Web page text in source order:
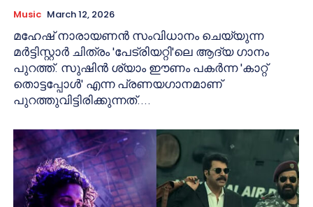
Music March 12, 2026
മഹേഷ് നാരായണൻ സംവിധാനം ചെയ്യുന്ന
മർട്ടിസ്റ്റാർ ചിത്രം 'പേട്രിയറ്റി'ലെ ആദ്യ ഗാനം
പുറത്ത്. സുഷിൻ ശ്യാം ഈണം പകർന്ന 'കാറ്റ്
തൊട്ടപ്പോൾ' എന്ന പ്രണയഗാനമാണ്
പുറത്തുവിട്ടിരിക്കുന്നത്....